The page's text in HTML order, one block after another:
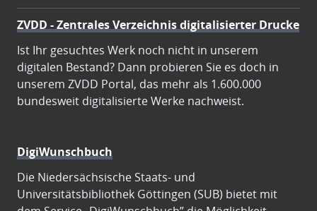
ZVDD - Zentrales Verzeichnis digitalisierter Drucke
Ist Ihr gesuchtes Werk noch nicht in unserem
digitalen Bestand? Dann probieren Sie es doch in
unserem ZVDD Portal, das mehr als 1.600.000
bundesweit digitalisierte Werke nachweist.
DigiWunschbuch
Die Niedersächsische Staats- und
Universitätsbibliothek Göttingen (SUB) bietet mit